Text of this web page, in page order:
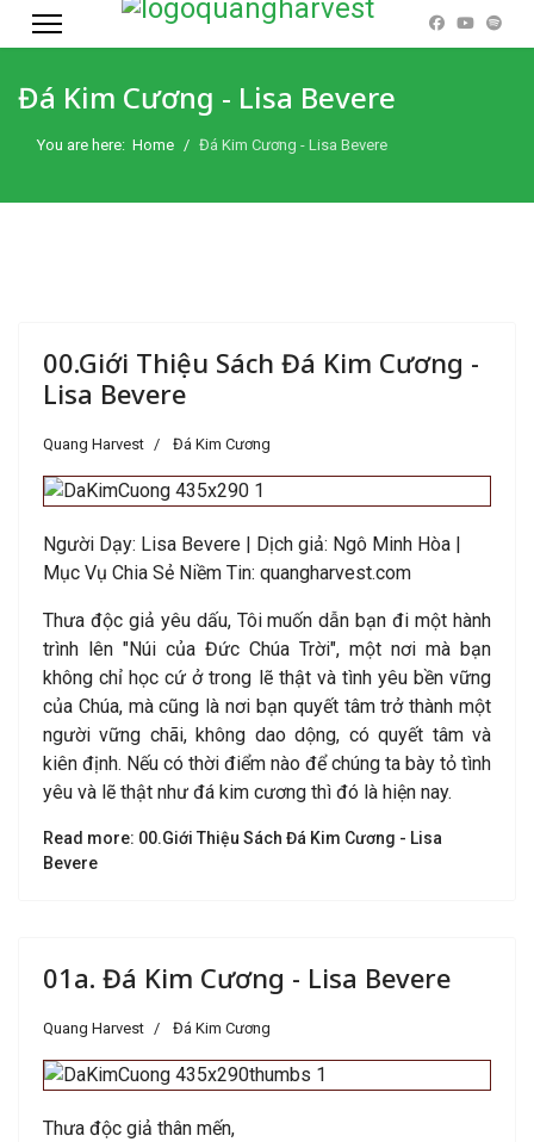
Đá Kim Cương - Lisa Bevere
You are here: Home Đá Kim Cương - Lisa Bevere
00.Giới Thiệu Sách Đá Kim Cương -
Lisa Bevere
Quang Harvest Đá Kim Cương
Người Dạy: Lisa Bevere | Dịch giả: Ngô Minh Hòa |
Mục Vụ Chia Sẻ Niềm Tin: quangharvest.com
Thưa độc giả yêu dấu, Tôi muốn dẫn bạn đi một hành
trình lên "Núi của Đức Chúa Trời", một nơi mà bạn
không chỉ học cứ ở trong lẽ thật và tình yêu bền vững
của Chúa, mà cũng là nơi bạn quyết tâm trở thành một
người vững chãi, không dao dộng, có quyết tâm và
kiên định. Nếu có thời điểm nào để chúng ta bày tỏ tình
yêu và lẽ thật như đá kim cương thì đó là hiện nay.
Read more: 00.Giới Thiệu Sách Đá Kim Cương - Lisa
Bevere
01a. Đá Kim Cương - Lisa Bevere
Quang Harvest Đá Kim Cương
Thưa độc giả thân mến,